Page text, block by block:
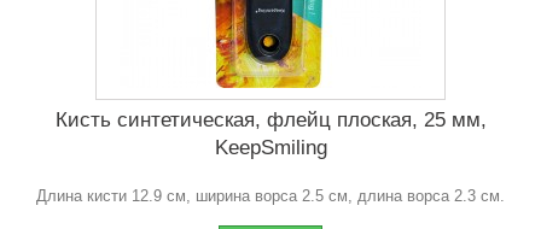
Кисть синтетическая, флейц плоская, 25 мм,
KeepSmiling
Длина кисти 12.9 см, ширина ворса 2.5 см, длина ворса 2.3 см.